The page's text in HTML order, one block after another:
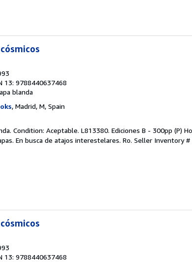
13: 9788440637468
blanda
, Madrid, M, Spain
Condition: Aceptable. L813380. Ediciones B - 300pp (P)
En busca de atajos interestelares. Ro. Seller Inventory #
13: 9788440637468